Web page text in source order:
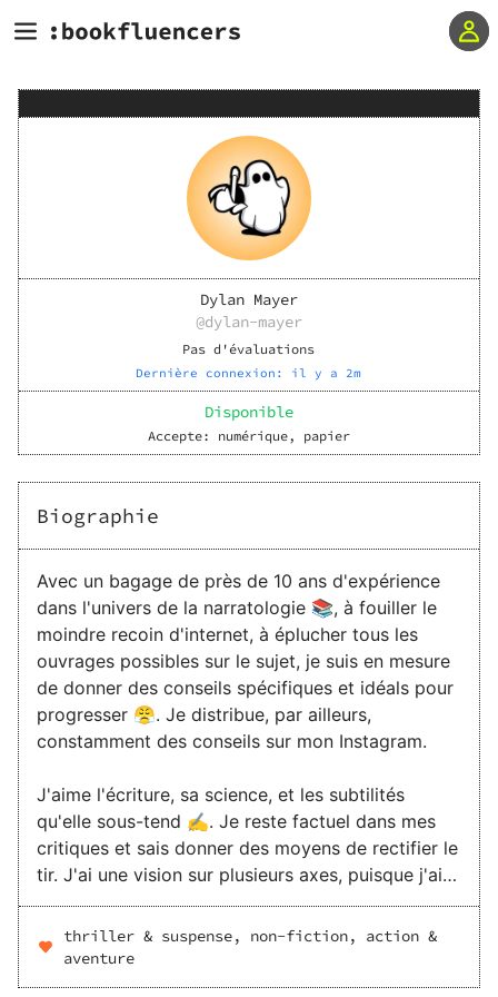
Biographie
Avec un bagage de près de 10 ans d'expérience
dans l'univers de la narratologie 📚, à fouiller le
moindre recoin d'internet, à éplucher tous les
ouvrages possibles sur le sujet, je suis en mesure
de donner des conseils spécifiques et idéals pour
progresser 😤. Je distribue, par ailleurs,
constamment des conseils sur mon Instagram.
J'aime l'écriture, sa science, et les subtilités
qu'elle sous-tend ✍️. Je reste factuel dans mes
critiques et sais donner des moyens de rectifier le
tir. J'ai une vision sur plusieurs axes, puisque j'ai
étudié beaucoup de médias 🤓 (l'écriture pour la
TV, en série, les jeux vidéos, le cinéma, la radio,
etc.). Je peux donc orienter mes critiques en
fonction du support final ✅.
thriller & suspense, non-fiction, action &
aventure
Dylan Mayer
@dylan-mayer
Pas d'évaluations
Dernière connexion: il y a 2m
Disponible
Accepte: numérique, papier